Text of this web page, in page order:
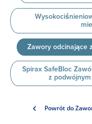
Zawory odcinające
Spirax SafeBloc
z
Powrót do